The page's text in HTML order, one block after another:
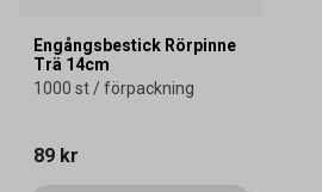
Engångsbestick Rörpinne
Trä 14cm
1000 st / förpackning
89 kr